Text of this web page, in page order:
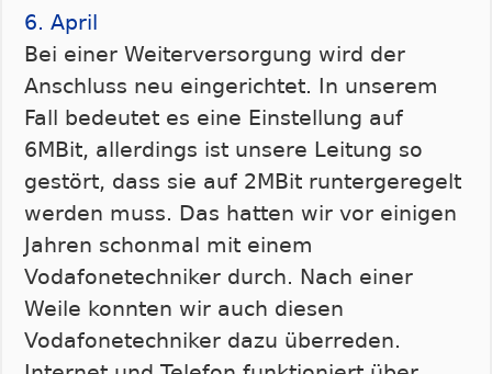
6. April
Bei einer Weiterversorgung wird der
Anschluss neu eingerichtet. In unserem
Fall bedeutet es eine Einstellung auf
6MBit, allerdings ist unsere Leitung so
gestört, dass sie auf 2MBit runtergeregelt
werden muss. Das hatten wir vor einigen
Jahren schonmal mit einem
Vodafonetechniker durch. Nach einer
Weile konnten wir auch diesen
Vodafonetechniker dazu überreden.